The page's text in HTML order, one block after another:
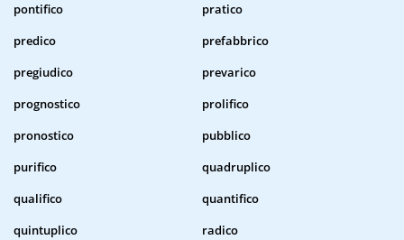
pontifico
pratico
predico
prefabbrico
pregiudico
prevarico
prognostico
prolifico
pronostico
pubblico
purifico
quadruplico
qualifico
quantifico
quintuplico
radico